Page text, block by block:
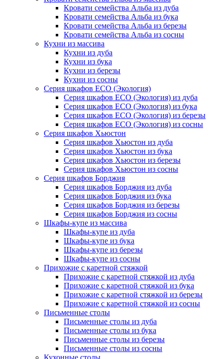
Кровати семейства Альба из дуба
Кровати семейства Альба из бука
Кровати семейства Альба из березы
Кровати семейства Альба из сосны
Кухни из массива
Кухни из дуба
Кухни из бука
Кухни из березы
Кухни из сосны
Серия шкафов ECO (Экология)
Серия шкафов ECO (Экология) из дуба
Серия шкафов ECO (Экология) из бука
Серия шкафов ECO (Экология) из березы
Серия шкафов ECO (Экология) из сосны
Серия шкафов Хьюстон
Серия шкафов Хьюстон из дуба
Серия шкафов Хьюстон из бука
Серия шкафов Хьюстон из березы
Серия шкафов Хьюстон из сосны
Серия шкафов Борджия
Серия шкафов Борджия из дуба
Серия шкафов Борджия из бука
Серия шкафов Борджия из березы
Серия шкафов Борджия из сосны
Шкафы-купе из массива
Шкафы-купе из дуба
Шкафы-купе из бука
Шкафы-купе из березы
Шкафы-купе из сосны
Прихожие с каретной стяжкой
Прихожие с каретной стяжкой из дуба
Прихожие с каретной стяжкой из бука
Прихожие с каретной стяжкой из березы
Прихожие с каретной стяжкой из сосны
Письменные столы
Письменные столы из дуба
Письменные столы из бука
Письменные столы из березы
Письменные столы из сосны
Кухонные столы